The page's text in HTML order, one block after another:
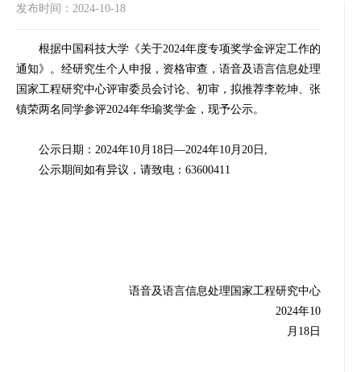
发布时间：2024-10-18
根据中国科技大学《关于2024年度专项奖学金评定工作的
通知》。经研究生个人申报，资格审查， 语音及语言信息处理
国家工程研究中心评审委员会讨论、初审，拟推荐李乾坤、张
镇荣两名同学参评2024年华瑜奖学金，现予公示。
公示日期：2024年10月18日—2024年10月20日,
公示期间如有异议，请致电：63600411
语音及语言信息处理国家工程研究中心
2024年10
月18日